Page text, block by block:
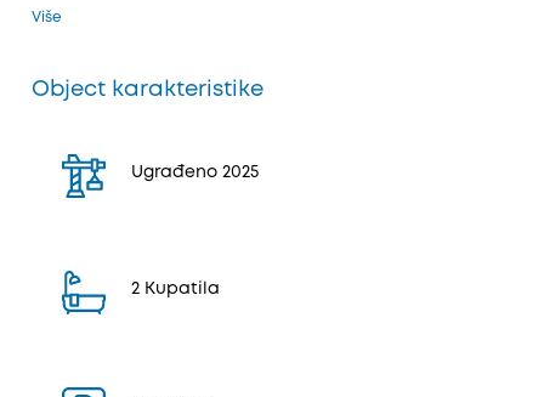
Više
Object karakteristike
Ugrađeno 2025
2 Kupatila